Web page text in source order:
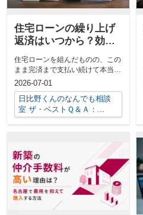
住宅ローンの繰り上げ
返済はいつから？効果
説
住宅ローンを組んだものの、この
まま完済まで支払い続けて本当に
大丈夫なのかと、不安を感じてい
ませんか。...
2026-07-01
日比野くんのなんでも相談
室 ザ・ベストＱ＆Ａ：...